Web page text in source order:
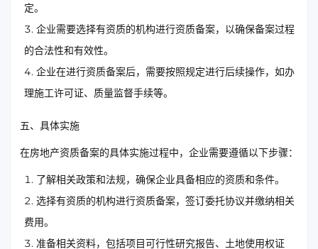
定。
企业需要选择有资质的机构进行资质备案，以确保备案过程
的合法性和有效性。
企业在进行资质备案后，需要按照规定进行后续操作，如办
理施工许可证、质量监督手续等。
五、具体实施
在房地产资质备案的具体实施过程中，企业需要遵循以下步骤：
了解相关政策和法规，确保企业具备相应的资质和条件。
选择有资质的机构进行资质备案，签订委托协议并缴纳相关
费用。
准备相关资料，包括项目可行性研究报告、土地使用权证